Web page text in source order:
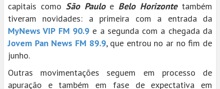
capitais como São Pauloe Belo Horizonte também
tiveram novidades: a primeira com a entrada da
MyNews VIP FM 90.9e a segunda com a chegada da
Jovem Pan News FM 89.9, que entrou no ar no fim de
junho.
Outras movimentações seguem em processo de
apuração e também em fase de expectativa em